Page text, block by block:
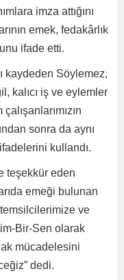
imza attığını
emek, fedakârlık
ifade etti.
kaydeden Söylemez,
kalıcı iş ve eylemler
sonra da aynı
kullandı.
teşekkür eden
emeği bulunan
ve
Bir-Sen olarak
mücadelesini
dedi.